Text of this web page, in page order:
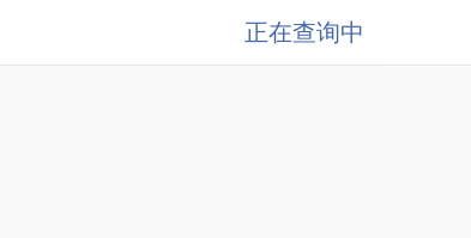
正在查询中